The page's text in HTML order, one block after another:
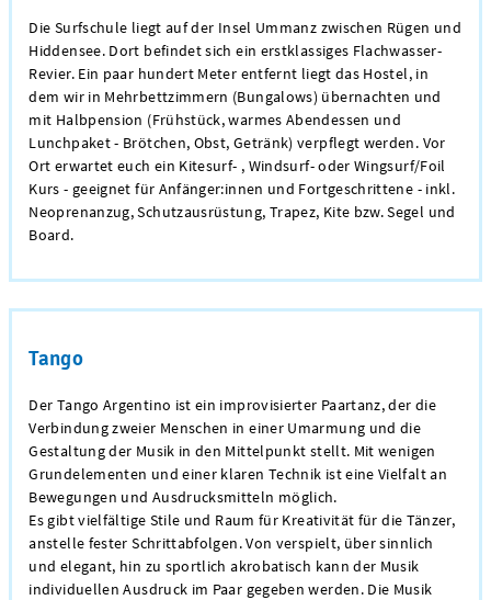
Die Surfschule liegt auf der Insel Ummanz zwischen Rügen und
Hiddensee. Dort befindet sich ein erstklassiges Flachwasser-
Revier. Ein paar hundert Meter entfernt liegt das Hostel, in
dem wir in Mehrbettzimmern (Bungalows) übernachten und
mit Halbpension (Frühstück, warmes Abendessen und
Lunchpaket - Brötchen, Obst, Getränk) verpflegt werden. Vor
Ort erwartet euch ein Kitesurf- , Windsurf- oder Wingsurf/Foil
Kurs - geeignet für Anfänger:innen und Fortgeschrittene - inkl.
Neoprenanzug, Schutzausrüstung, Trapez, Kite bzw. Segel und
Board.
Tango
Der Tango Argentino ist ein improvisierter Paartanz, der die
Verbindung zweier Menschen in einer Umarmung und die
Gestaltung der Musik in den Mittelpunkt stellt. Mit wenigen
Grundelementen und einer klaren Technik ist eine Vielfalt an
Bewegungen und Ausdrucksmitteln möglich.
Es gibt vielfältige Stile und Raum für Kreativität für die Tänzer,
anstelle fester Schrittabfolgen. Von verspielt, über sinnlich
und elegant, hin zu sportlich akrobatisch kann der Musik
individuellen Ausdruck im Paar gegeben werden. Die Musik